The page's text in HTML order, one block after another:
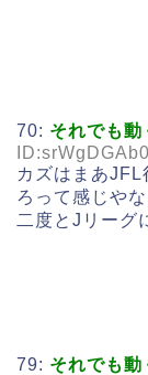
70: それでも動
ID:srWgDGAb0
カズはまあJFL
ろって感じやな
二度とJリーグ
79: それでも動